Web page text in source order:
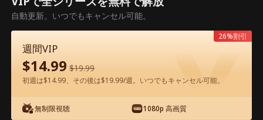
聴いただくには解放が必要です。
アプリ内で無料視聴可能
自動更新。いつでもキャンセル可能。
週間VIP
$14.99 $19.99
初週は$14.99、その後は$19.99/週。いつでもキャンセル可能。
無制限視聴 1080p 高画質
26%割引